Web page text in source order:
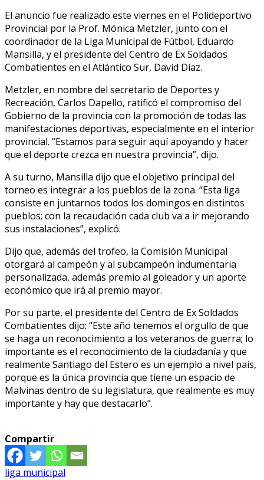
El anuncio fue realizado este viernes en el Polideportivo
Provincial por la Prof. Mónica Metzler, junto con el
coordinador de la Liga Municipal de Fútbol, Eduardo
Mansilla, y el presidente del Centro de Ex Soldados
Combatientes en el Atlántico Sur, David Díaz.
Metzler, en nombre del secretario de Deportes y
Recreación, Carlos Dapello, ratificó el compromiso del
Gobierno de la provincia con la promoción de todas las
manifestaciones deportivas, especialmente en el interior
provincial. “Estamos para seguir aquí apoyando y hacer
que el deporte crezca en nuestra provincia”, dijo.
A su turno, Mansilla dijo que el objetivo principal del
torneo es integrar a los pueblos de la zona. “Esta liga
consiste en juntarnos todos los domingos en distintos
pueblos; con la recaudación cada club va a ir mejorando
sus instalaciones”, explicó.
Dijo que, además del trofeo, la Comisión Municipal
otorgará al campeón y al subcampeón indumentaria
personalizada, además premio al goleador y un aporte
económico que irá al premio mayor.
Por su parte, el presidente del Centro de Ex Soldados
Combatientes dijo: “Este año tenemos el orgullo de que
se haga un reconocimiento a los veteranos de guerra; lo
importante es el reconocimiento de la ciudadanía y que
realmente Santiago del Estero es un ejemplo a nivel país,
porque es la única provincia que tiene un espacio de
Malvinas dentro de su legislatura, que realmente es muy
importante y hay que destacarlo”.
Compartir
liga municipal